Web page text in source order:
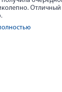
Отличный